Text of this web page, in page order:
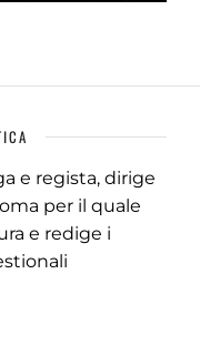
e regista, dirige
per il quale
e redige i